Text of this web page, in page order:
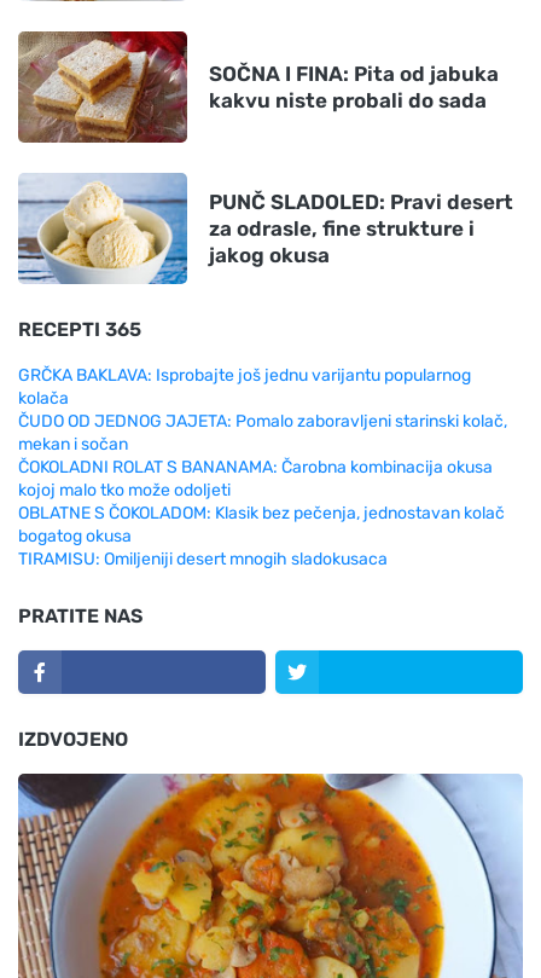
SOČNA I FINA: Pita od jabuka
kakvu niste probali do sada
PUNČ SLADOLED: Pravi desert
za odrasle, fine strukture i
jakog okusa
RECEPTI 365
GRČKA BAKLAVA: Isprobajte još jednu varijantu popularnog
kolača
ČUDO OD JEDNOG JAJETA: Pomalo zaboravljeni starinski kolač,
mekan i sočan
ČOKOLADNI ROLAT S BANANAMA: Čarobna kombinacija okusa
kojoj malo tko može odoljeti
OBLATNE S ČOKOLADOM: Klasik bez pečenja, jednostavan kolač
bogatog okusa
TIRAMISU: Omiljeniji desert mnogih sladokusaca
PRATITE NAS
IZDVOJENO